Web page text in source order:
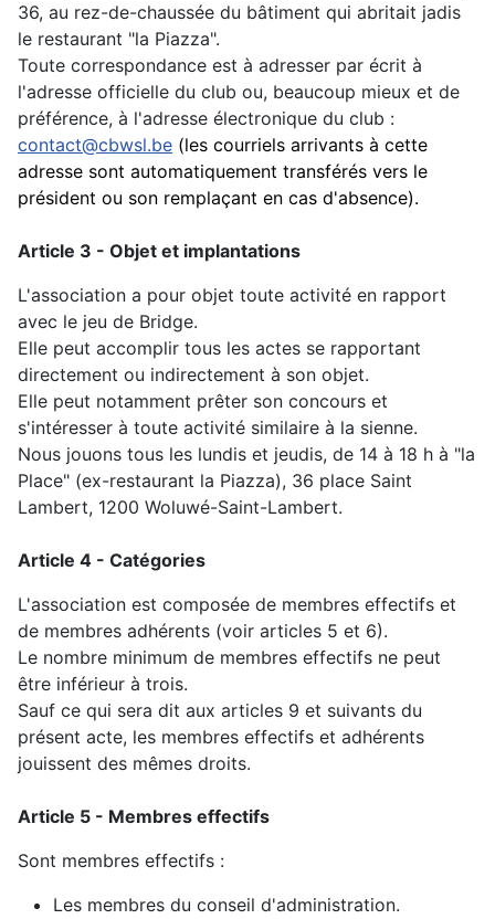
36, au rez-de-chaussée du bâtiment qui abritait jadis
le restaurant "la Piazza".
Toute correspondance est à adresser par écrit à
l'adresse officielle du club ou, beaucoup mieux et de
préférence, à l'adresse électronique du club :
contact@cbwsl.be (les courriels arrivants à cette
adresse sont automatiquement transférés vers le
président ou son remplaçant en cas d'absence).
Article 3 - Objet et implantations
L'association a pour objet toute activité en rapport
avec le jeu de Bridge.
Elle peut accomplir tous les actes se rapportant
directement ou indirectement à son objet.
Elle peut notamment prêter son concours et
s'intéresser à toute activité similaire à la sienne.
Nous jouons tous les lundis et jeudis, de 14 à 18 h à "la
Place" (ex-restaurant la Piazza), 36 place Saint
Lambert, 1200 Woluwé-Saint-Lambert.
Article 4 - Catégories
L'association est composée de membres effectifs et
de membres adhérents (voir articles 5 et 6).
Le nombre minimum de membres effectifs ne peut
être inférieur à trois.
Sauf ce qui sera dit aux articles 9 et suivants du
présent acte, les membres effectifs et adhérents
jouissent des mêmes droits.
Article 5 - Membres effectifs
Sont membres effectifs :
Les membres du conseil d'administration.